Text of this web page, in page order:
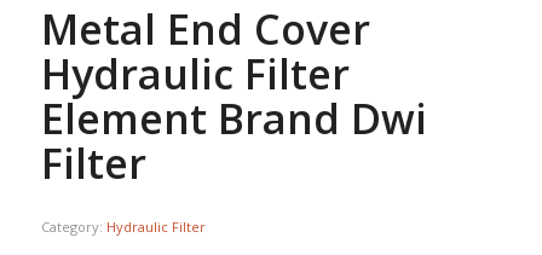
Metal End Cover
Hydraulic Filter
Element Brand Dwi
Filter
Category: Hydraulic Filter